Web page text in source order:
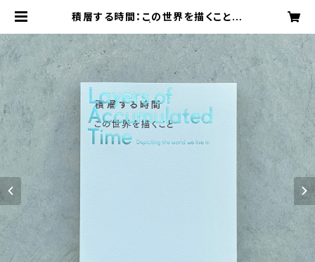
積層する時間：この世界を描くこと
ミュージアムショップ